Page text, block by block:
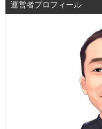
運営者プロフィール